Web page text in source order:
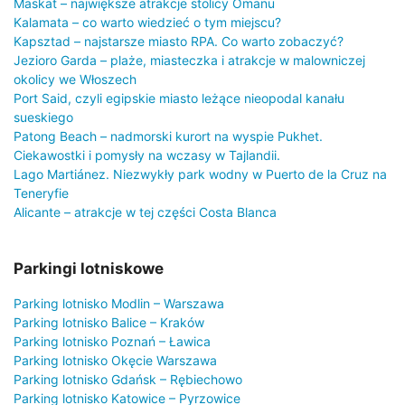
Kalamata – co warto wiedzieć o tym miejscu?
Kapsztad – najstarsze miasto RPA. Co warto zobaczyć?
Jezioro Garda – plaże, miasteczka i atrakcje w malowniczej
okolicy we Włoszech
Port Said, czyli egipskie miasto leżące nieopodal kanału
sueskiego
Patong Beach – nadmorski kurort na wyspie Pukhet.
Ciekawostki i pomysły na wczasy w Tajlandii.
Lago Martiánez. Niezwykły park wodny w Puerto de la Cruz na
Teneryfie
Alicante – atrakcje w tej części Costa Blanca
Parkingi lotniskowe
Parking lotnisko Modlin – Warszawa
Parking lotnisko Balice – Kraków
Parking lotnisko Poznań – Ławica
Parking lotnisko Okęcie Warszawa
Parking lotnisko Gdańsk – Rębiechowo
Parking lotnisko Katowice – Pyrzowice